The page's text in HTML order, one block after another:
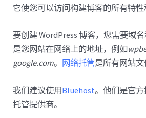
它使您可以访问构建博客的所有特性
要创建 WordPress 博客，您需要域
是您网站在网络上的地址，例如
google.com。 网络托管是所有网站文
我们建议使用Bluehost。他们是官方
托管提供商。